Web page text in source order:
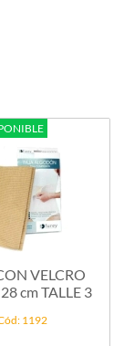
VELCRO
cm TALLE 3
1192